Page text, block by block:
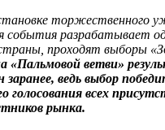
торжественного
события разрабатывает
проходят выборы
«Пальмовой ветви»
заранее, ведь выбор
голосования всех
рынка.